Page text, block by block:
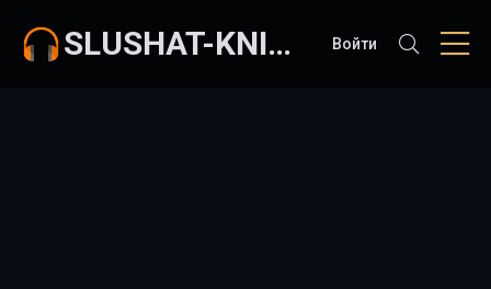
SLUSHAT-KNIGI.COM Войти